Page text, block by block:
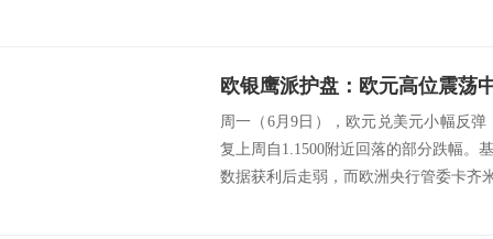
周一（6月9日），欧元兑美元小幅反
复上周自1.1500附近回落的部分跌幅。
数据获利后走弱，而欧洲央行管委卡齐